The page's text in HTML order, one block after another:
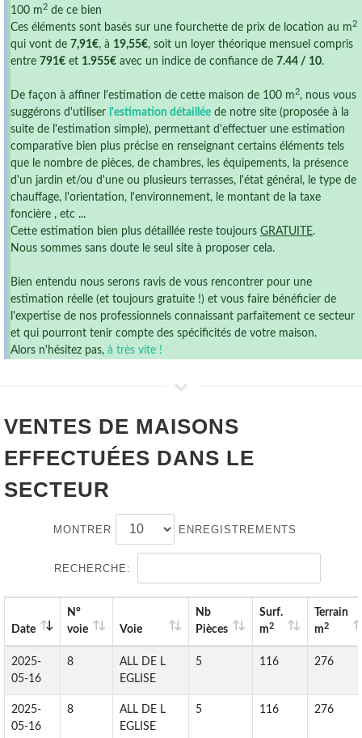
100 m 2 de ce bien
Ces éléments sont basés sur une fourchette de prix de location au m 2
qui vont de 7,91€, à 19,55€, soit un loyer théorique mensuel compris
entre 791€ et 1.955€ avec un indice de confiance de 7.44 / 10.
De façon à affiner l'estimation de cette maison de 100 m 2, nous vous
suggérons d'utiliser l'estimation détaillée de notre site (proposée à la
suite de l'estimation simple), permettant d'effectuer une estimation
comparative bien plus précise en renseignant certains éléments tels
que le nombre de pièces, de chambres, les équipements, la présence
d'un jardin et/ou d'une ou plusieurs terrasses, l'état général, le type de
chauffage, l'orientation, l'environnement, le montant de la taxe
foncière , etc ...
Cette estimation bien plus détaillée reste toujours GRATUITE.
Nous sommes sans doute le seul site à proposer cela.
Bien entendu nous serons ravis de vous rencontrer pour une
estimation réelle (et toujours gratuite !) et vous faire bénéficier de
l'expertise de nos professionnels connaissant parfaitement ce secteur
et qui pourront tenir compte des spécificités de votre maison.
Alors n'hésitez pas, à très vite !
VENTES DE MAISONS
EFFECTUÉES DANS LE
SECTEUR
MONTRER ENREGISTREMENTS
RECHERCHE:
Date
N°
voie
Voie
Nb
Pièces
Surf.
m2
Terrain
m2
2025-
05-16
8
ALL DE L
EGLISE
5 116 276
2025-
05-16
8
ALL DE L
EGLISE
5 116 276